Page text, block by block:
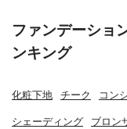
ファンデーショ
ンキング
化粧下地 チーク コン
シェーディング ブロン